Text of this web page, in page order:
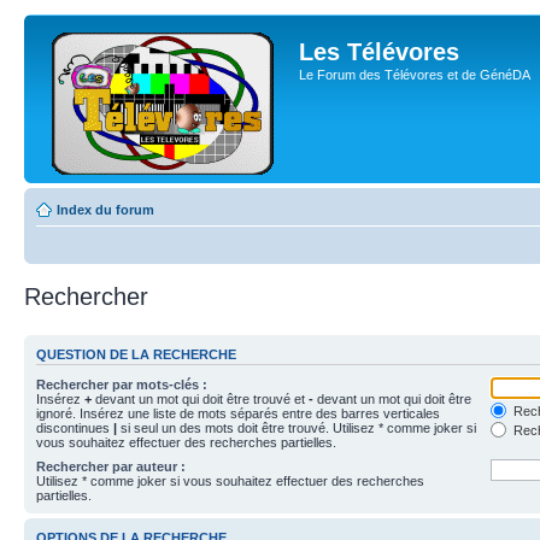
Les Télévores
Le Forum des Télévores et de GénéDA
Index du forum
Rechercher
QUESTION DE LA RECHERCHE
Rechercher par mots-clés :
Insérez + devant un mot qui doit être trouvé et - devant un mot qui doit être
ignoré. Insérez une liste de mots séparés entre des barres verticales
discontinues | si seul un des mots doit être trouvé. Utilisez * comme joker si
vous souhaitez effectuer des recherches partielles.
Rechercher par auteur :
Utilisez * comme joker si vous souhaitez effectuer des recherches
partielles.